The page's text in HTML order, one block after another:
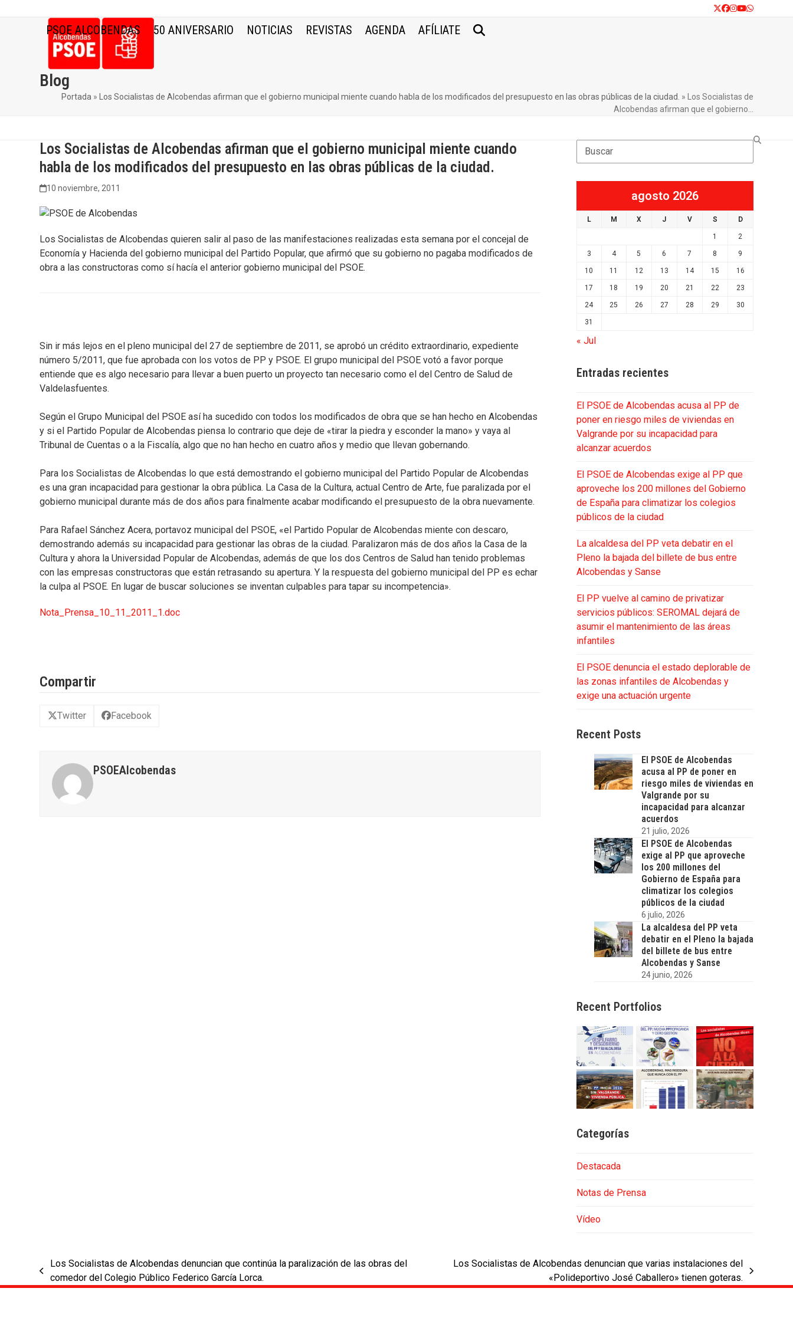
Twitter
Facebook
Instagram
YouTube
Whatsapp
PSOE ALCOBENDAS 50 ANIVERSARIO NOTICIAS REVISTAS AGENDA AFÍLIATE
Blog
Portada » Los Socialistas de Alcobendas afirman que el gobierno municipal miente cuando habla de los modificados del presupuesto en las obras públicas de la ciudad. »
Los Socialistas de
Alcobendas afirman que el gobierno…
Los Socialistas de Alcobendas afirman que el gobierno municipal miente cuando
habla de los modificados del presupuesto en las obras públicas de la ciudad.
10 noviembre, 2011
Los Socialistas de Alcobendas quieren salir al paso de las manifestaciones realizadas esta semana por el concejal de
Economía y Hacienda del gobierno municipal del Partido Popular, que afirmó que su gobierno no pagaba modificados de
obra a las constructoras como sí hacía el anterior gobierno municipal del PSOE.
Sin ir más lejos en el pleno municipal del 27 de septiembre de 2011, se aprobó un crédito extraordinario, expediente
número 5/2011, que fue aprobada con los votos de PP y PSOE. El grupo municipal del PSOE votó a favor porque
entiende que es algo necesario para llevar a buen puerto un proyecto tan necesario como el del Centro de Salud de
Valdelasfuentes.
Según el Grupo Municipal del PSOE así ha sucedido con todos los modificados de obra que se han hecho en Alcobendas
y si el Partido Popular de Alcobendas piensa lo contrario que deje de «tirar la piedra y esconder la mano» y vaya al
Tribunal de Cuentas o a la Fiscalía, algo que no han hecho en cuatro años y medio que llevan gobernando.
Para los Socialistas de Alcobendas lo que está demostrando el gobierno municipal del Partido Popular de Alcobendas
es una gran incapacidad para gestionar la obra pública. La Casa de la Cultura, actual Centro de Arte, fue paralizada por el
gobierno municipal durante más de dos años para finalmente acabar modificando el presupuesto de la obra nuevamente.
Para Rafael Sánchez Acera, portavoz municipal del PSOE, «el Partido Popular de Alcobendas miente con descaro,
demostrando además su incapacidad para gestionar las obras de la ciudad. Paralizaron más de dos años la Casa de la
Cultura y ahora la Universidad Popular de Alcobendas, además de que los dos Centros de Salud han tenido problemas
con las empresas constructoras que están retrasando su apertura. Y la respuesta del gobierno municipal del PP es echar
la culpa al PSOE. En lugar de buscar soluciones se inventan culpables para tapar su incompetencia».
Nota_Prensa_10_11_2011_1.doc
Compartir
Twitter Facebook
PSOEAlcobendas
Search
agosto 2026
L M X J V S D
1 2
3 4 5 6 7 8 9
10 11 12 13 14 15 16
17 18 19 20 21 22 23
24 25 26 27 28 29 30
31
« Jul
Entradas recientes
El PSOE de Alcobendas acusa al PP de
poner en riesgo miles de viviendas en
Valgrande por su incapacidad para
alcanzar acuerdos
El PSOE de Alcobendas exige al PP que
aproveche los 200 millones del Gobierno
de España para climatizar los colegios
públicos de la ciudad
La alcaldesa del PP veta debatir en el
Pleno la bajada del billete de bus entre
Alcobendas y Sanse
El PP vuelve al camino de privatizar
servicios públicos: SEROMAL dejará de
asumir el mantenimiento de las áreas
infantiles
El PSOE denuncia el estado deplorable de
las zonas infantiles de Alcobendas y
exige una actuación urgente
Recent Posts
El PSOE de Alcobendas
acusa al PP de poner en
riesgo miles de viviendas en
Valgrande por su
incapacidad para alcanzar
acuerdos
21 julio, 2026
El PSOE de Alcobendas
exige al PP que aproveche
los 200 millones del
Gobierno de España para
climatizar los colegios
públicos de la ciudad
6 julio, 2026
La alcaldesa del PP veta
debatir en el Pleno la bajada
del billete de bus entre
Alcobendas y Sanse
24 junio, 2026
Recent Portfolios
Categorías
Destacada
Notas de Prensa
Vídeo
previous
post:
Los Socialistas de Alcobendas denuncian que continúa la paralización de las obras del
comedor del Colegio Público Federico García Lorca.
post:
Los Socialistas de Alcobendas denuncian que varias instalaciones del
«Polideportivo José Caballero» tienen goteras.